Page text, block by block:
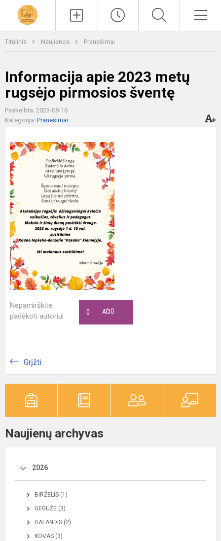
Titulinis Naujienos Pranešimai
Informacija apie 2023 metų
rugsėjo pirmosios šventę
Paskelbta: 2023-08-16
Kategorija: Pranešimai
Nepamirškite
padėkoti autoriui
AČIŪ
0
Grįžti
Naujienų archyvas
2026
BIRŽELIS (1)
GEGUŽĖ (3)
BALANDIS (2)
KOVAS (3)